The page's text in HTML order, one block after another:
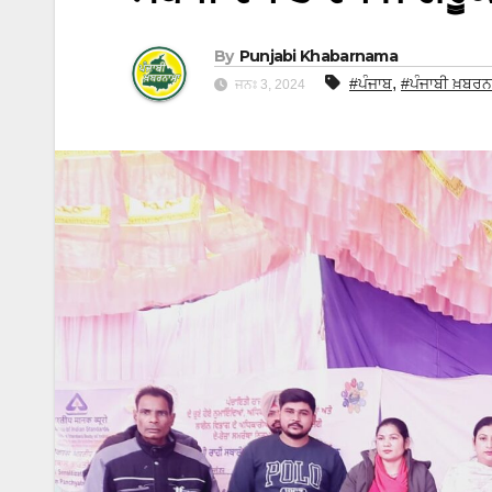
By Punjabi Khabarnama
ਜਨਃ 3, 2024 #ਪੰਜਾਬ, #ਪੰਜਾਬੀ